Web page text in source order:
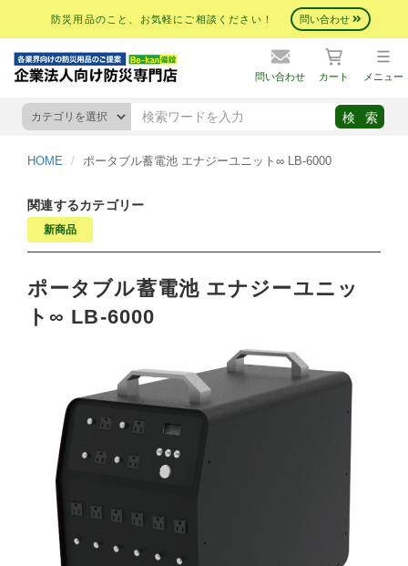
防災用品のこと、お気軽にご相談ください！ 問い合わせ
問い合わせ カート メニュー
HOME ポータブル蓄電池 エナジーユニット∞ LB-6000
関連するカテゴリー
新商品
ポータブル蓄電池 エナジーユニッ
ト∞ LB-6000